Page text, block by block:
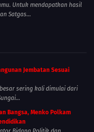
Untuk mendapatkan hasil
Satgas...
Jembatan Sesuai
besar sering kali dimulai dari
Bangsa, Menko Polkam